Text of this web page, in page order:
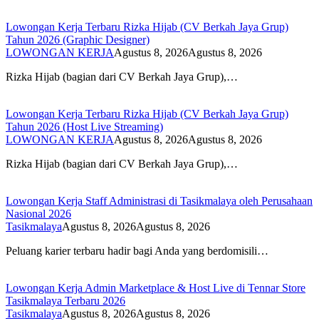
Lowongan Kerja Terbaru Rizka Hijab (CV Berkah Jaya Grup)
Tahun 2026 (Graphic Designer)
LOWONGAN KERJAAgustus 8, 2026Agustus 8, 2026
Rizka Hijab (bagian dari CV Berkah Jaya Grup),…
Lowongan Kerja Terbaru Rizka Hijab (CV Berkah Jaya Grup)
Tahun 2026 (Host Live Streaming)
LOWONGAN KERJAAgustus 8, 2026Agustus 8, 2026
Rizka Hijab (bagian dari CV Berkah Jaya Grup),…
Lowongan Kerja Staff Administrasi di Tasikmalaya oleh Perusahaan
Nasional 2026
TasikmalayaAgustus 8, 2026Agustus 8, 2026
Peluang karier terbaru hadir bagi Anda yang berdomisili…
Lowongan Kerja Admin Marketplace & Host Live di Tennar Store
Tasikmalaya Terbaru 2026
TasikmalayaAgustus 8, 2026Agustus 8, 2026